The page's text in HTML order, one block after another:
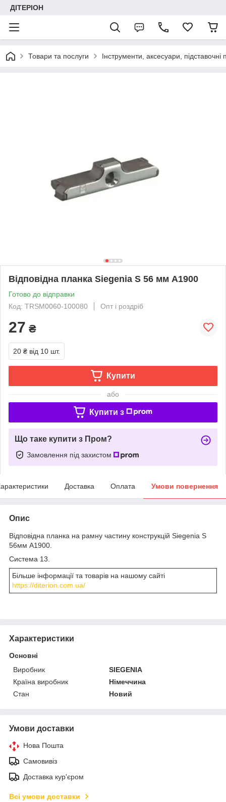
ДІТЕРІОН
Товари та послуги Інструменти, аксесуари, підставочні
Відповідна планка Siegenia S 56 мм A1900
Готово до відправки
Код: TRSM0060-100080
Опт і роздріб
27 ₴
20 ₴ від 10 шт.
Купити
або
Купити з
Що таке купити з Пром?
Замовлення під захистом
Доставка Оплата Умови повернення
Опис
Відповідна планка на рамну частину конструкцій Siegenia S
56мм A1900.
Система 13.
Більше інформації та товарів на нашому сайті
https://diterion.com.ua/
Характеристики
Основні
Виробник
SIEGENIA
Країна виробник
Німеччина
Стан
Новий
Умови доставки
Нова Пошта
Самовивіз
Доставка кур'єром
Всі умови доставки